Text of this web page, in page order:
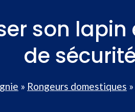
son lapin
de
» Rongeurs domestiques »